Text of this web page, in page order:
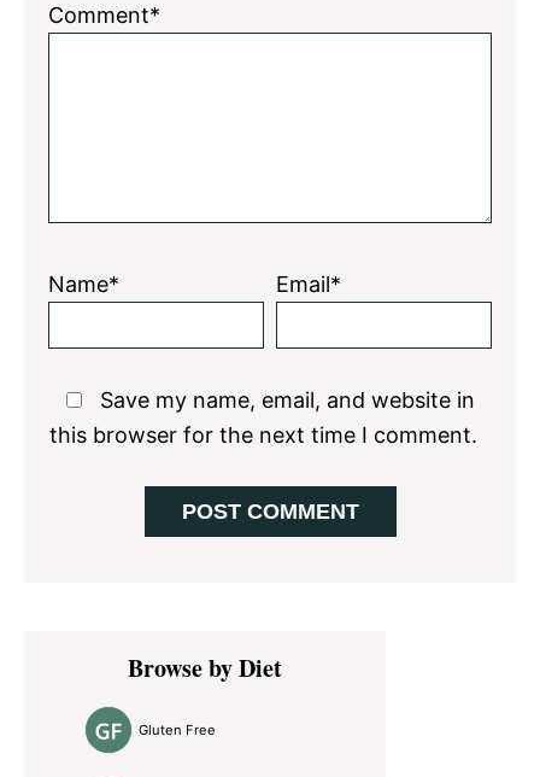
Comment*
Name* Email*
Save my name, email, and website in
this browser for the next time I comment.
Primary
SidebarBrowse by Diet
Gluten Free